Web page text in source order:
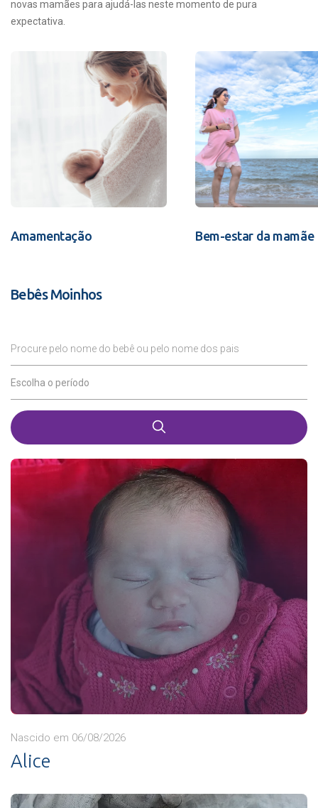
novas mamães para ajudá-las neste momento de pura
expectativa.
Amamentação Bem-estar da mamãe
Bebês Moinhos
Procure pelo nome do bebê ou pelo nome dos pais
Escolha o período
Nascido em 06/08/2026
Alice